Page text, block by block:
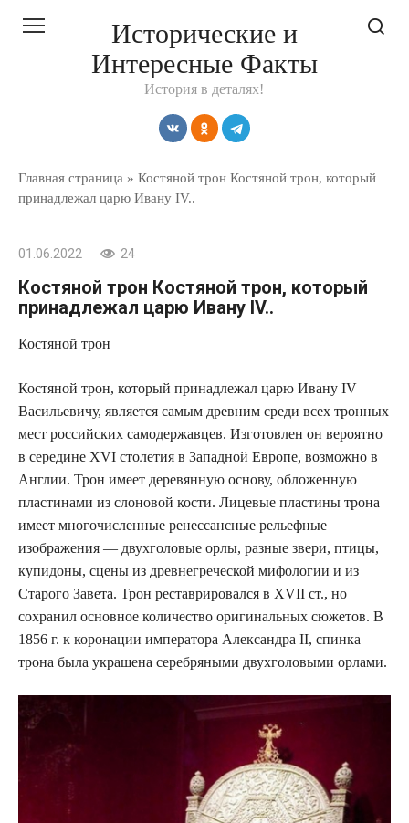
Исторические и
Интересные Факты
История в деталях!
Главная страница » Костяной трон Костяной трон, который
принадлежал царю Ивану IV..
01.06.2022 24
Костяной трон Костяной трон, который
принадлежал царю Ивану IV..
Костяной трон
Костяной трон, который принадлежал царю Ивану IV
Васильевичу, является самым древним среди всех тронных
мест российских самодержавцев. Изготовлен он вероятно
в середине XVI столетия в Западной Европе, возможно в
Англии. Трон имеет деревянную основу, обложенную
пластинами из слоновой кости. Лицевые пластины трона
имеет многочисленные ренессансные рельефные
изображения — двухголовые орлы, разные звери, птицы,
купидоны, сцены из древнегреческой мифологии и из
Старого Завета. Трон реставрировался в XVII ст., но
сохранил основное количество оригинальных сюжетов. В
1856 г. к коронации императора Александра II, спинка
трона была украшена серебряными двухголовыми орлами.